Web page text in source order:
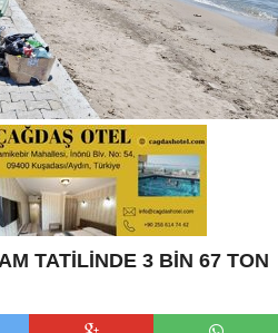
TATİLİNDE 3 BİN 67 TON